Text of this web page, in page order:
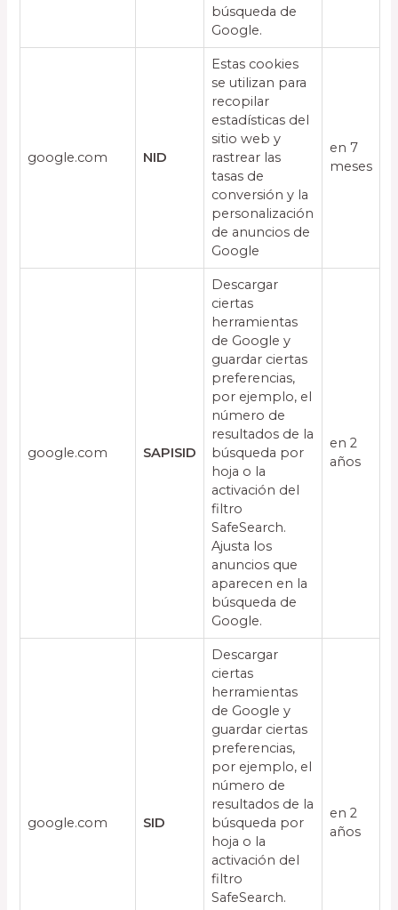
búsqueda de
Google.
google.com NID
Estas cookies
se utilizan para
recopilar
estadísticas del
sitio web y
rastrear las
tasas de
conversión y la
personalización
de anuncios de
Google
en 7
meses
google.com SAPISID
Descargar
ciertas
herramientas
de Google y
guardar ciertas
preferencias,
por ejemplo, el
número de
resultados de la
búsqueda por
hoja o la
activación del
filtro
SafeSearch.
Ajusta los
anuncios que
aparecen en la
búsqueda de
Google.
en 2
años
google.com SID
Descargar
ciertas
herramientas
de Google y
guardar ciertas
preferencias,
por ejemplo, el
número de
resultados de la
búsqueda por
hoja o la
activación del
filtro
SafeSearch.
en 2
años